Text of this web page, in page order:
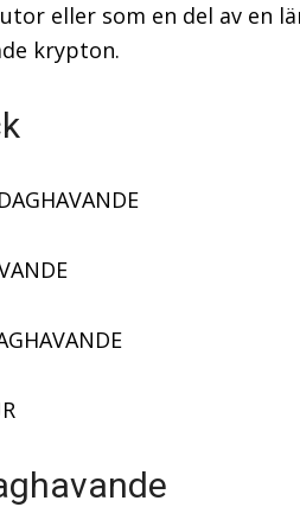
eller som en del av en
krypton.